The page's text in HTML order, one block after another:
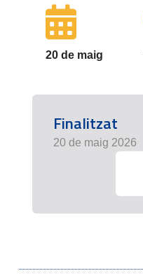
20 de maig
Finalitzat
20 de maig 2026